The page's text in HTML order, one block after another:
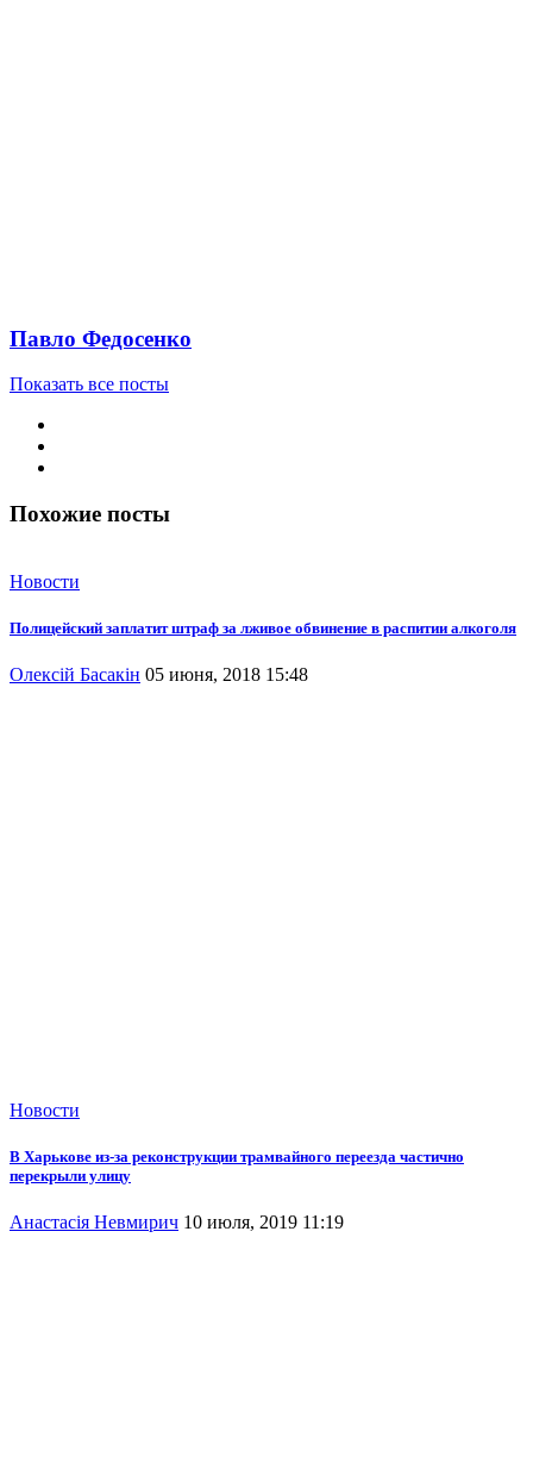
Павло Федосенко
Показать все посты
Похожие посты
Новости
Полицейский заплатит штраф за лживое обвинение в распитии алкоголя
Олексій Басакін 05 июня, 2018 15:48
Новости
В Харькове из-за реконструкции трамвайного переезда частично
перекрыли улицу
Анастасія Невмирич 10 июля, 2019 11:19